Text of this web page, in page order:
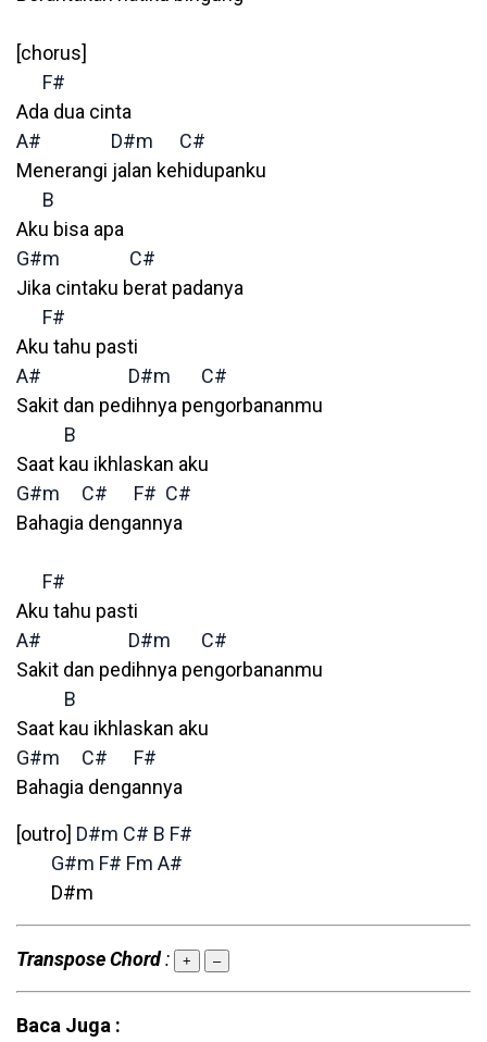
[chorus]
F#
Ada dua cinta
A#
D#m
C#
Menerangi jalan kehidupanku
B
Aku bisa apa
G#m
C#
Jika cintaku berat padanya
F#
Aku tahu pasti
A#
D#m
C#
Sakit dan pedihnya pengorbananmu
B
Saat kau ikhlaskan aku
G#m
C# F# C#
Bahagia dengannya
F#
Aku tahu pasti
A#
D#m
C#
Sakit dan pedihnya pengorbananmu
B
Saat kau ikhlaskan aku
G#m
C#
F#
Bahagia dengannya
[outro] D#m C# B F#
G#m F# Fm A#
D#m
Transpose Chord: + –
Baca Juga :